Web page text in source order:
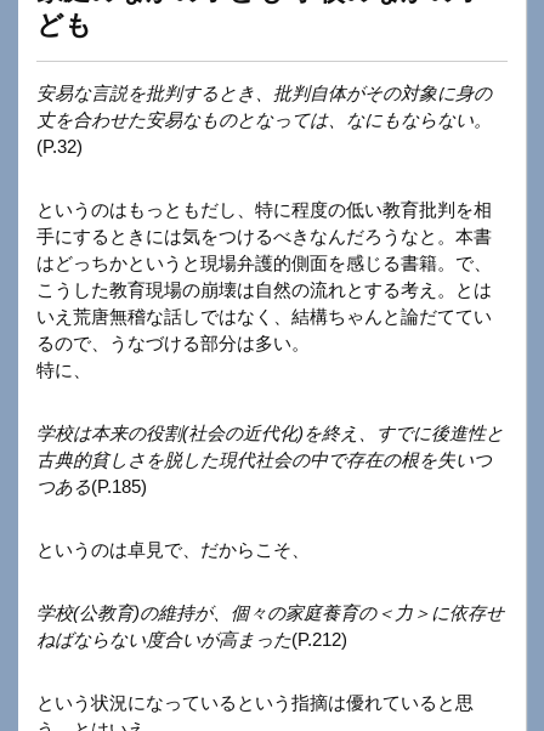
ども
安易な言説を批判するとき、批判自体がその対象に身の
丈を合わせた安易なものとなっては、なにもならない。
(P.32)
というのはもっともだし、特に程度の低い教育批判を相
手にするときには気をつけるべきなんだろうなと。本書
はどっちかというと現場弁護的側面を感じる書籍。で、
こうした教育現場の崩壊は自然の流れとする考え。とは
いえ荒唐無稽な話しではなく、結構ちゃんと論だててい
るので、うなづける部分は多い。
特に、
学校は本来の役割(社会の近代化)を終え、すでに後進性と
古典的貧しさを脱した現代社会の中で存在の根を失いつ
つある(P.185)
というのは卓見で、だからこそ、
学校(公教育)の維持が、個々の家庭養育の＜力＞に依存せ
ねばならない度合いが高まった(P.212)
という状況になっているという指摘は優れていると思